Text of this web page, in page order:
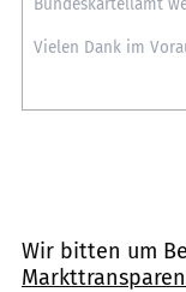
Wir bitten um